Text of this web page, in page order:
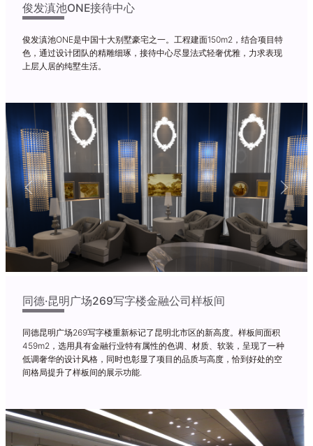
俊发滇池ONE接待中心
俊发滇池ONE是中国十大别墅豪宅之一。工程建面150m2，结合项目特
色，通过设计团队的精雕细琢，接待中心尽显法式轻奢优雅，力求表现
上层人居的纯墅生活。
Previous Next
同德·昆明广场269写字楼金融公司样板间
同德昆明广场269写字楼重新标记了昆明北市区的新高度。样板间面积
459m2，选用具有金融行业特有属性的色调、材质、软装，呈现了一种
低调奢华的设计风格，同时也彰显了项目的品质与高度，恰到好处的空
间格局提升了样板间的展示功能.